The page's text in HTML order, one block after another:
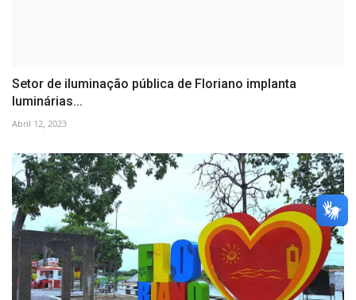
Setor de iluminação pública de Floriano implanta
luminárias...
Abril 12, 2023